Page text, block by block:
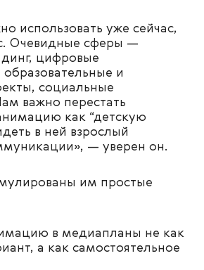
использовать уже сейчас,
Очевидные сферы —
цифровые
и
социальные
важно перестать
как “детскую
в ней взрослый
— уверен он.
им простые
в медиапланы не как
а как самостоятельное